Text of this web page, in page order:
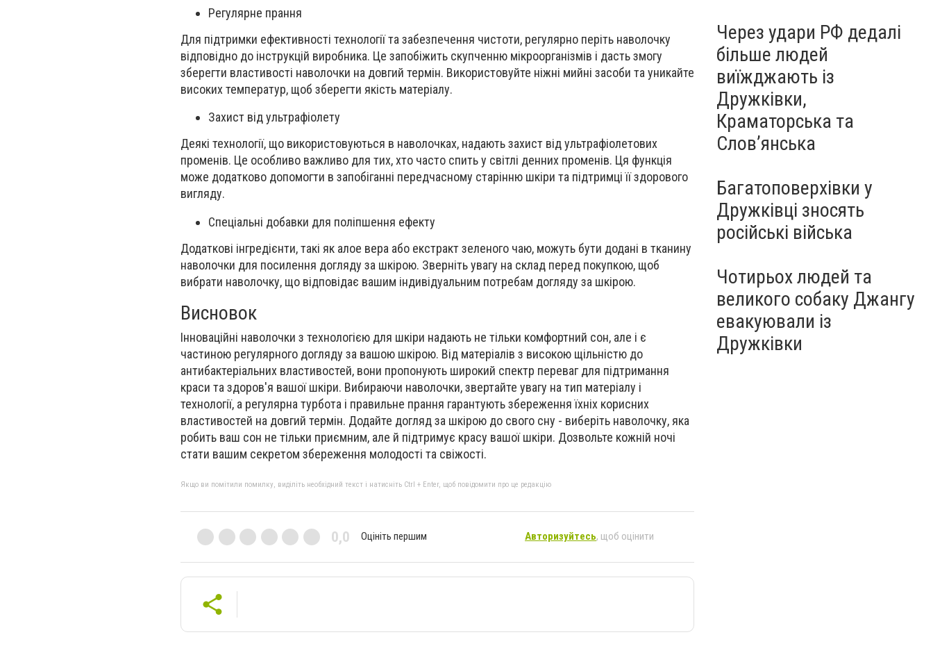
Регулярне прання
Для підтримки ефективності технології та забезпечення чистоти, регулярно періть наволочку
відповідно до інструкцій виробника. Це запобіжить скупченню мікроорганізмів і дасть змогу
зберегти властивості наволочки на довгий термін. Використовуйте ніжні мийні засоби та уникайте
високих температур, щоб зберегти якість матеріалу.
Захист від ультрафіолету
Деякі технології, що використовуються в наволочках, надають захист від ультрафіолетових
променів. Це особливо важливо для тих, хто часто спить у світлі денних променів. Ця функція
може додатково допомогти в запобіганні передчасному старінню шкіри та підтримці її здорового
вигляду.
Спеціальні добавки для поліпшення ефекту
Додаткові інгредієнти, такі як алое вера або екстракт зеленого чаю, можуть бути додані в тканину
наволочки для посилення догляду за шкірою. Зверніть увагу на склад перед покупкою, щоб
вибрати наволочку, що відповідає вашим індивідуальним потребам догляду за шкірою.
Висновок
Інноваційні наволочки з технологією для шкіри надають не тільки комфортний сон, але і є
частиною регулярного догляду за вашою шкірою. Від матеріалів з високою щільністю до
антибактеріальних властивостей, вони пропонують широкий спектр переваг для підтримання
краси та здоров'я вашої шкіри. Вибираючи наволочки, звертайте увагу на тип матеріалу і
технології, а регулярна турбота і правильне прання гарантують збереження їхніх корисних
властивостей на довгий термін. Додайте догляд за шкірою до свого сну - виберіть наволочку, яка
робить ваш сон не тільки приємним, але й підтримує красу вашої шкіри. Дозвольте кожній ночі
стати вашим секретом збереження молодості та свіжості.
Якщо ви помітили помилку, виділіть необхідний текст і натисніть Ctrl + Enter, щоб повідомити про це редакцію
0,0 Оцініть першим Авторизуйтесь, щоб оцінити
Через удари РФ дедалі
більше людей
виїжджають із
Дружківки,
Краматорська та
Слов’янська
Багатоповерхівки у
Дружківці зносять
російські війська
Чотирьох людей та
великого собаку Джангу
евакуювали із
Дружківки